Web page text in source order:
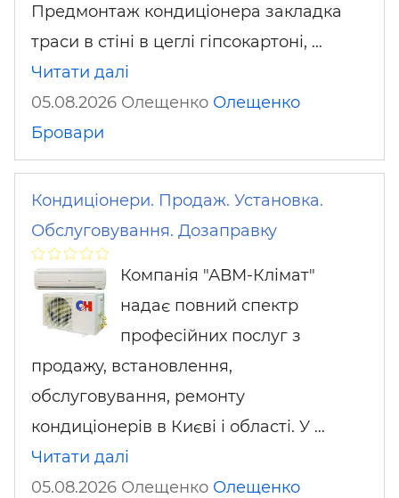
Предмонтаж кондиціонера закладка
траси в стіні в цеглі гіпсокартоні, …
Читати далі
05.08.2026 Олещенко Олещенко
Бровари
Кондиціонери. Продаж. Установка.
Обслуговування. Дозаправку
Компанія "АВМ-Клімат"
надає повний спектр
професійних послуг з
продажу, встановлення,
обслуговування, ремонту
кондиціонерів в Києві і області. У …
Читати далі
05.08.2026 Олещенко Олещенко